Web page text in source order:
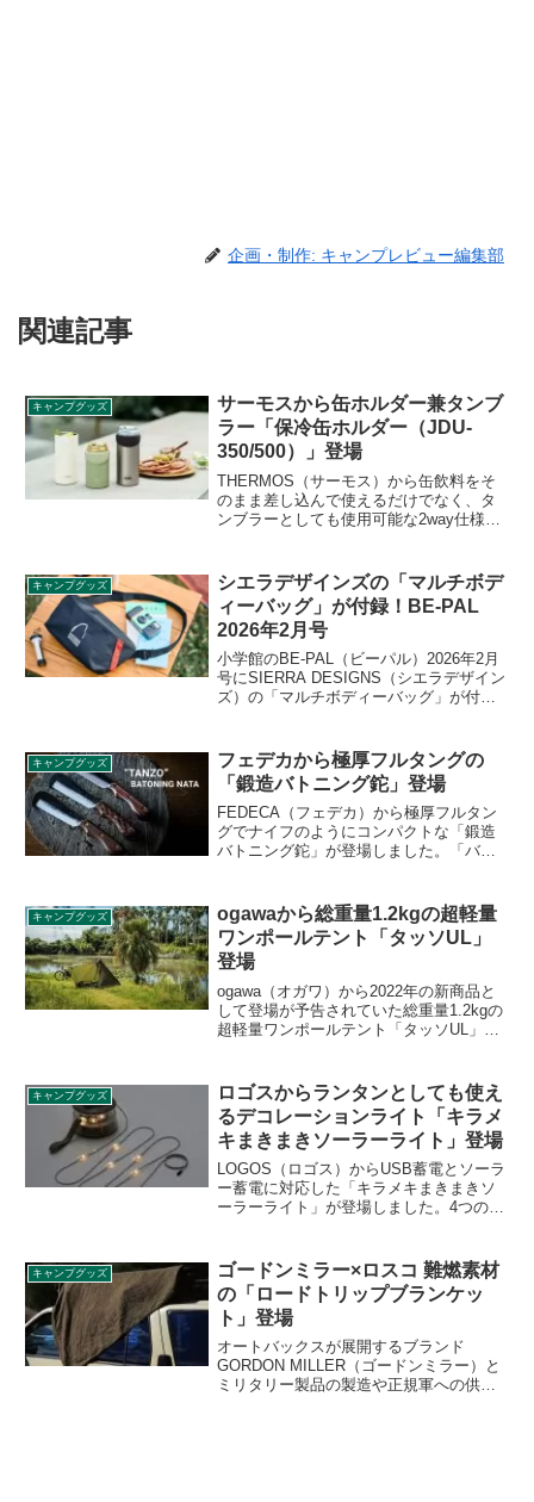
企画・制作: キャンプレビュー編集部
関連記事
キャンプグッズ
サーモスから缶ホルダー兼タンブ
ラー「保冷缶ホルダー（JDU-
350/500）」登場
THERMOS（サーモス）から缶飲料をそ
のまま差し込んで使えるだけでなく、タ
ンブラーとしても使用可能な2way仕様の
500ml缶用の2サイズが販売されます。詳
細をレビューします。
キャンプグッズ
シエラデザインズの「マルチボデ
ィーバッグ」が付録！BE-PAL
2026年2月号
小学館のBE-PAL（ビーパル）2026年2月
号にSIERRA DESIGNS（シエラデザイン
ズ）の「マルチボディーバッグ」が付録
ボディーバッグで、街でもソトでも大活
躍するアイテムです。詳細をレビューし
ます。
キャンプグッズ
フェデカから極厚フルタングの
「鍛造バトニング鉈」登場
FEDECA（フェデカ）から極厚フルタン
グでナイフのようにコンパクトな「鍛造
バトニング鉈」が登場しました。「バト
トニング専用ナタです。詳細をレビュー
します。
キャンプグッズ
ogawaから総重量1.2kgの超軽量
ワンポールテント「タッソUL」
登場
ogawa（オガワ）から2022年の新商品と
して登場が予告されていた総重量1.2kgの
超軽量ワンポールテント「タッソUL」が
も使えるワンポールテントです。詳細を
レビューします。
キャンプグッズ
ロゴスからランタンとしても使え
るデコレーションライト「キラメ
キまきまきソーラーライト」登場
LOGOS（ロゴス）からUSB蓄電とソーラ
ー蓄電に対応した「キラメキまきまきソ
ーラーライト」が登場しました。4つの点
細をレビューします。
キャンプグッズ
ゴードンミラー×ロスコ 難燃素材
の「ロードトリップブランケッ
ト」登場
オートバックスが展開するブランド
GORDON MILLER（ゴードンミラー）と
ミリタリー製品の製造や正規軍への供給